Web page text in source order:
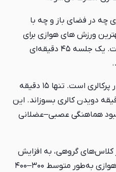
چه در فضای باز و چه با
ورزش های هوازی برای
تقویت پاها و سیستم قلبی است. یک جلسه ۴۵ دقیقه‌ای
۵. رقص: طناب‌زنی ورزشی بسیار پرکالری است. تنها ۱۵ دقیقه
می‌تواند معادل ۳۰ دقیقه دویدن کالری بسوزاند. این
هماهنگی عصبی–عضلانی
کلاس‌های گروهی، به افزایش
انگیزه کمک می‌کند. این ورزش هوازی به‌طور متوسط ۳۰۰–۴۰۰